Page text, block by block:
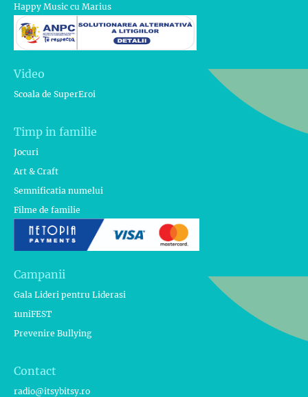
Happy Music cu Marius
Video
Scoala de SuperEroi
Timp in familie
Jocuri
Art & Craft
Semnificatia numelui
Filme de familie
Campanii
Gala Lideri pentru Liderasi
1uniFEST
Prevenire Bullying
Contact
radio@itsybitsy.ro